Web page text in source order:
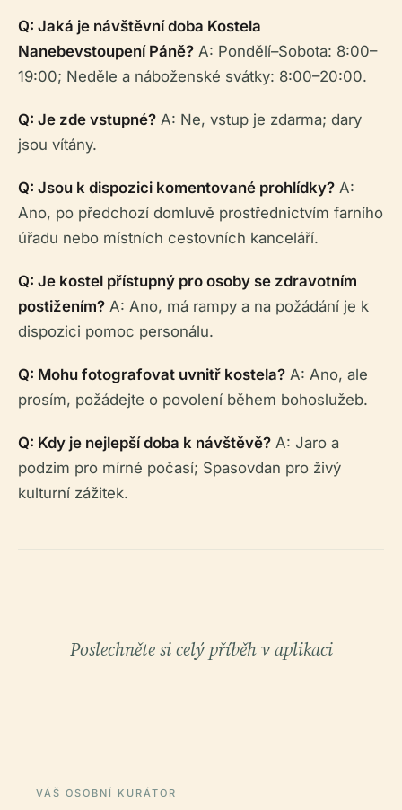
Q: Jaká je návštěvní doba Kostela
Nanebevstoupení Páně? A: Pondělí–Sobota: 8:00–
19:00; Neděle a náboženské svátky: 8:00–20:00.
Q: Je zde vstupné? A: Ne, vstup je zdarma; dary
jsou vítány.
Q: Jsou k dispozici komentované prohlídky? A:
Ano, po předchozí domluvě prostřednictvím farního
úřadu nebo místních cestovních kanceláří.
Q: Je kostel přístupný pro osoby se zdravotním
postižením? A: Ano, má rampy a na požádání je k
dispozici pomoc personálu.
Q: Mohu fotografovat uvnitř kostela? A: Ano, ale
prosím, požádejte o povolení během bohoslužeb.
Q: Kdy je nejlepší doba k návštěvě? A: Jaro a
podzim pro mírné počasí; Spasovdan pro živý
kulturní zážitek.
Poslechněte si celý příběh v aplikaci
VÁŠ OSOBNÍ KURÁTOR